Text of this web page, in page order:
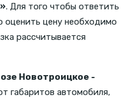
. Для того чтобы ответить
оценить цену необходимо
рассчитывается
Новотроицкое -
габаритов автомобиля,